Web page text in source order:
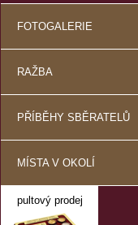
FOTOGALERIE
RAŽBA
PŘÍBĚHY SBĚRATELŮ
MÍSTA V OKOLÍ
pultový prodej